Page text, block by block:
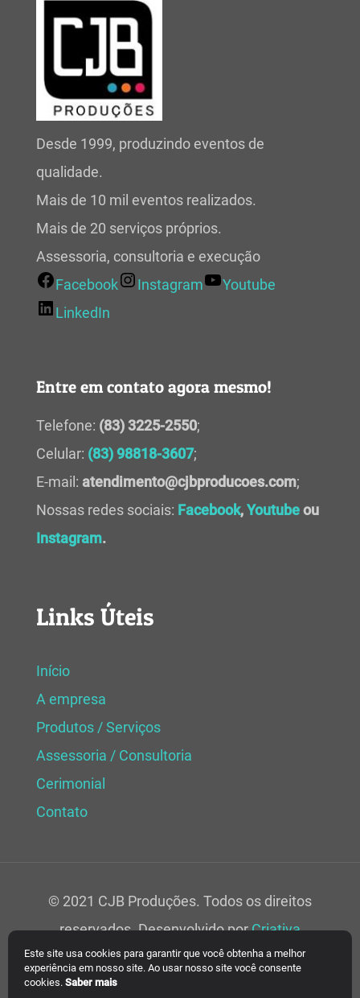
Este site usa cookies para garantir que você obtenha a melhor
experiência em nosso site. Ao usar nosso site você consente
cookies. Saber mais
Desde 1999, produzindo eventos de
qualidade.
Mais de 10 mil eventos realizados.
Mais de 20 serviços próprios.
Assessoria, consultoria e execução
Facebook
Instagram
Youtube
LinkedIn
Entre em contato agora mesmo!
Telefone: (83) 3225-2550;
Celular: (83) 98818-3607;
E-mail: atendimento@cjbproducoes.com;
Nossas redes sociais: Facebook,Youtubeou
Instagram.
Links Úteis
Início
A empresa
Produtos / Serviços
Assessoria / Consultoria
Cerimonial
Contato
© 2021 CJB Produções. Todos os direitos
reservados. Desenvolvido porCriativa
Soluções Web.